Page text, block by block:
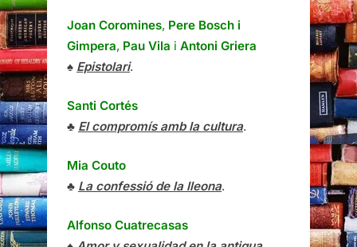
Joan Coromines, Pere Bosch i
Gimpera, Pau Vila i Antoni Griera
♠ Epistolari.
Santi Cortés
♣ El compromís amb la cultura.
Mia Couto
♣ La confessió de la lleona.
Alfonso Cuatrecasas